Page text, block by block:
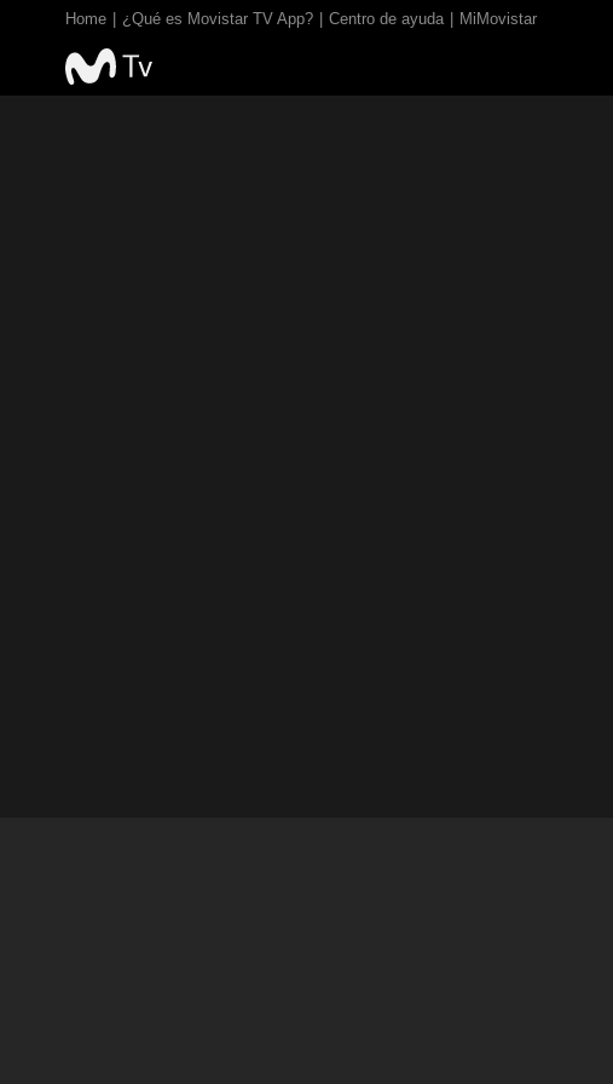
Home ¿Qué es Movistar TV App? Centro de ayuda MiMovistar